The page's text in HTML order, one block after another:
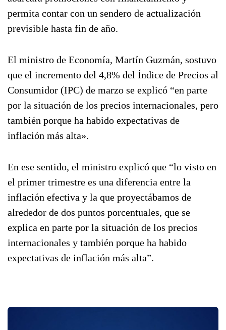
permita contar con un sendero de actualización
previsible hasta fin de año.
El ministro de Economía, Martín Guzmán, sostuvo
que el incremento del 4,8% del Índice de Precios al
Consumidor (IPC) de marzo se explicó “en parte
por la situación de los precios internacionales, pero
también porque ha habido expectativas de
inflación más alta».
En ese sentido, el ministro explicó que “lo visto en
el primer trimestre es una diferencia entre la
inflación efectiva y la que proyectábamos de
alrededor de dos puntos porcentuales, que se
explica en parte por la situación de los precios
internacionales y también porque ha habido
expectativas de inflación más alta”.